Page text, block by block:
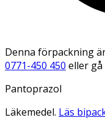
Denna förpackning
0771-450 450 eller
Pantoprazol
Läkemedel. Läs